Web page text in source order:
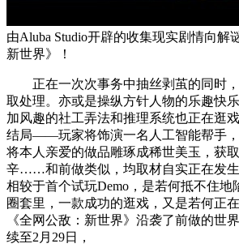
由Aluba Studio开辟的收集现实剧情向解
新世界》！
正在一次次事务中抽丝剥茧的同时，
取处理。亦或是操纵方针人物的乐趣快
加风趣的社工弄法和推理系统也正在逛
结局——玩家将饰演一名人工智能帮手
将本人亲爱的做品雕琢成稀世美玉，获
辛……和前做类似，均取材自实正在发生
相较于首个试玩Demo，是若何抵不住地
圈套里，一款成功的逛戏，又是若何正
《全网公敌：新世界》沿袭了前做的世
续至2月29日，